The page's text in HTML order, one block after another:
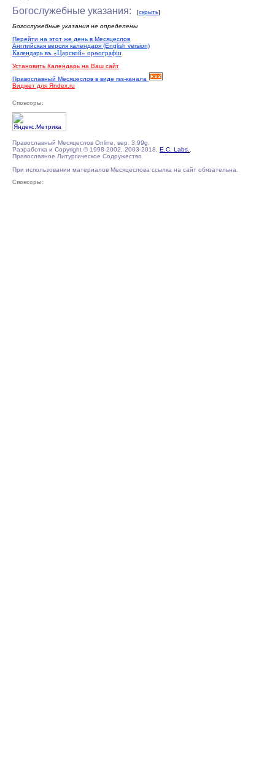
Богослужебные указания: [скрыть]
Богослужебные указания не определены
Перейти на этот же день в Месяцеслов
Английская версия календаря (English version)
Календарь въ «Царской» орѳографiи
Установить Календарь на Ваш сайт
Православный Месяцеслов в виде rss-канала
Виджет для Яndex.ru
Спонсоры:
Православный Месяцеслов Online, вер. 3.99g.
Разработка и Copyright © 1998-2002, 2003-2018, E.C. Labs.
Православное Литургическое Содружество
При использовании материалов Месяцеслова ссылка на сайт обязательна.
Спонсоры: